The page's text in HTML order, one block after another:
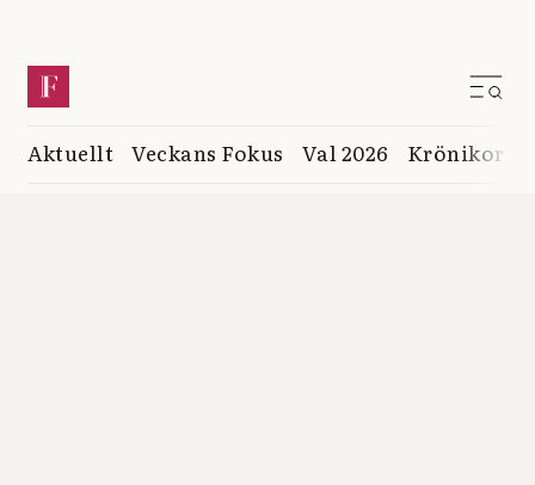
Aktuellt Veckans Fokus Val 2026 Krönikor